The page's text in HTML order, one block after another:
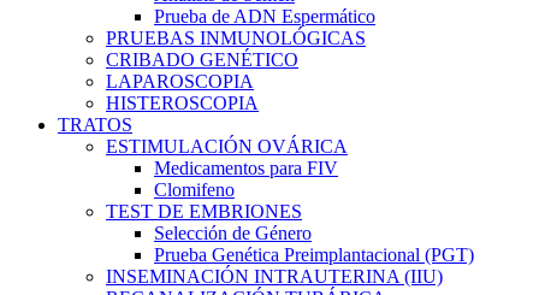
Prueba de ADN Espermático
PRUEBAS INMUNOLÓGICAS
CRIBADO GENÉTICO
LAPAROSCOPIA
HISTEROSCOPIA
TRATOS
ESTIMULACIÓN OVÁRICA
Medicamentos para FIV
Clomifeno
TEST DE EMBRIONES
Selección de Género
Prueba Genética Preimplantacional (PGT)
INSEMINACIÓN INTRAUTERINA (IIU)